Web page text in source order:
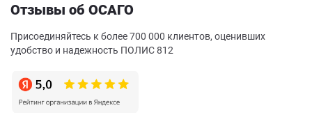
Отзывы об ОСАГО
Присоединяйтесь к более 700 000 клиентов, оценивших
удобство и надежность ПОЛИС 812